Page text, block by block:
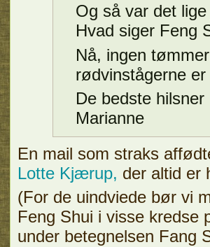
Og så var det
Hvad siger Feng
Nå, ingen
rødvinstågerne
De bedste hilsner
Marianne
En mail som straks
Lotte Kjærup, der altid er
(For de uindviede bør vi
Feng Shui i visse kredse
under betegnelsen Fang